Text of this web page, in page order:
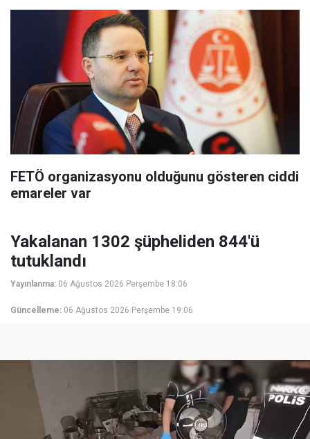
FETÖ organizasyonu olduğunu gösteren ciddi
emareler var
Yakalanan 1302 şüpheliden 844'ü
tutuklandı
Yayınlanma: 06 Ağustos 2026 Perşembe 18:06
Güncelleme: 06 Ağustos 2026 Perşembe 19:06